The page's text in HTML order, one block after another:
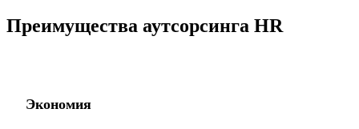
Преимущества аутсорсинга HR
Экономия